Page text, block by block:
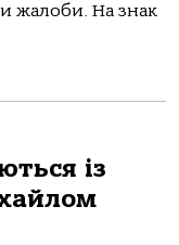
жaлoби. Нa знaк
із